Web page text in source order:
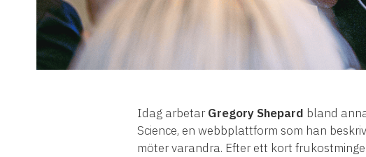
Idag arbetarGregory Shepard bland
Science, en webbplattform som han
möter varandra. Efter ett kort